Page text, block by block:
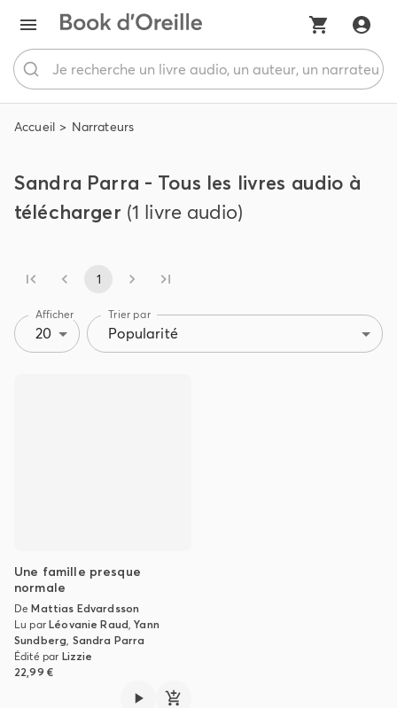
Accueil Narrateurs
Sandra Parra - Tous les livres audio à
télécharger (1 livre audio)
1
Afficher
20
Trier par
Popularité
Une famille presque
normale
DeMattias Edvardsson
Lu parLéovanie Raud,Yann
Sundberg, Sandra Parra
Édité par Lizzie
22,99 €